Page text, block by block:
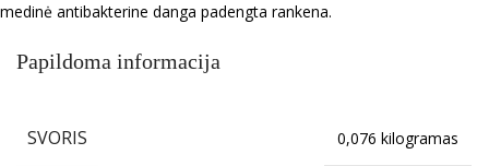
medinė antibakterine danga padengta rankena.
Papildoma informacija
SVORIS 0,076 kilogramas